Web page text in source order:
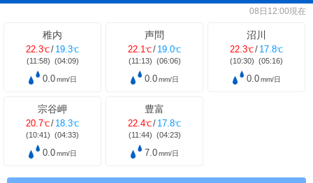
08日12:00現在
稚内
22.3℃/ 19.3℃
(11:58) (04:09)
0.0 mm/日
声問
22.1℃ / 19.0℃
(11:13) (06:06)
0.0 mm/日
沼川
22.3℃ / 17.8℃
(10:30) (05:16)
0.0mm/日
宗谷岬
20.7℃/ 18.3℃
(10:41) (04:33)
0.0 mm/日
豊富
22.4℃ / 17.8℃
(11:44) (04:23)
7.0 mm/日